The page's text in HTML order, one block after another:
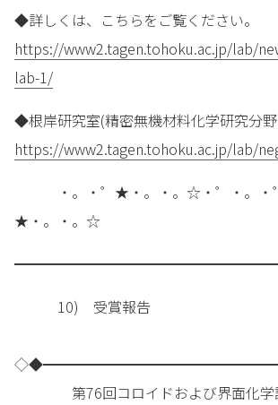
◆詳しくは、こちらをご覧ください。
https://www2.tagen.tohoku.ac.jp/lab/
lab-1/
◆根岸研究室(精密無機材料化学研究分
https://www2.tagen.tohoku.ac.jp/lab/
・。・゜★・。・。☆・゜・。・゜
★・。・。☆
10) 受賞報告
第76回コロイドおよび界面化学